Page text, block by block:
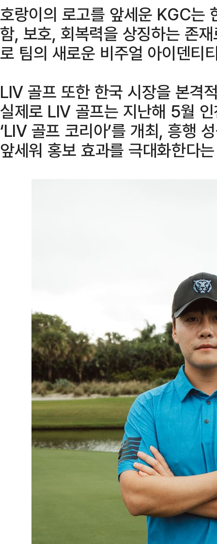
호랑이의 로고를 앞세운 KGC는
함, 보호, 회복력을 상징하는 존
로 팀의 새로운 비주얼 아이덴티
LIV 골프 또한 한국 시장을 본격
실제로 LIV 골프는 지난해 5월
‘LIV 골프 코리아’를 개최, 흥행
앞세워 홍보 효과를 극대화한다